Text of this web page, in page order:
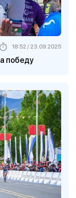
победу
18:52 / 23.09.2025